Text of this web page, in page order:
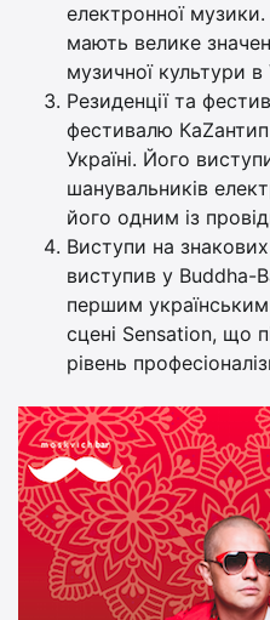
електронної
мають велике
музичної культури в
Резиденції та
фестивалю
Україні. Його
шанувальників
його одним із
Виступи на
виступив у Buddha-
першим
сцені Sensation, що
рівень